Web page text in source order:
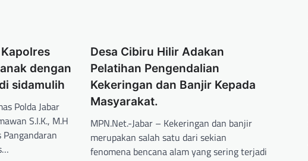
dengan
sidamulih
Polda Jabar
S.I.K., M.H
Desa Cibiru Hilir Adakan
Pelatihan Pengendalian
Kekeringan dan Banjir Kepada
Masyarakat.
MPN.Net.-Jabar – Kekeringan dan banjir
merupakan salah satu dari sekian
fenomena bencana alam yang sering terjadi